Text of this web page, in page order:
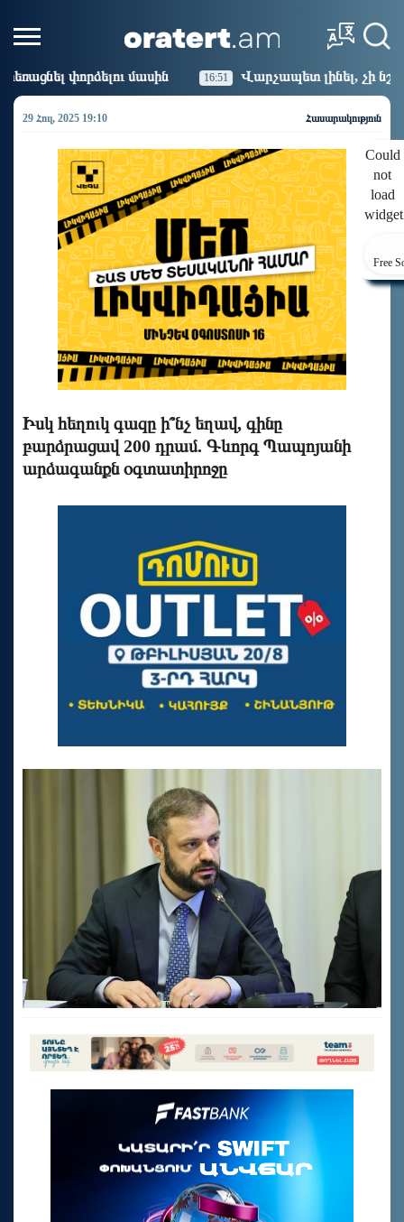
16:51 Վարչապետ լինել, չի նշանակում ինչ ուզել
29 Հուլ, 2025 19:10 Հասարակություն
Could
not
load
Free
Իսկ հեղուկ գազը ի՞նչ եղավ, գինը
բարձրացավ 200 դրամ. Գևորգ Պապոյանի
արձագանքն օգտատիրոջը